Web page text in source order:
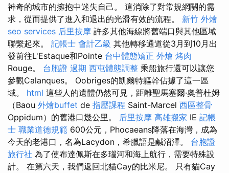
神奇的城市的擁抱中迷失自己。 這消除了對常規網關的需
求，從而提供了進入和退出的光滑有效的流程。 新竹 外燴
seo services 后里按摩 許多其他海線將舊端口與其他區域
聯繫起來。 記帳士 會計乙級 其他轉移通道從3月到10月出
發前往L'Estaque和Pointe 台中體態矯正 外燴 烤肉
Rouge。 台胞證 過期 西屯體態調整 乘船旅行還可以讓您
參觀Calanques。 Oobriges的凱爾特軀幹佔據了這一區
域。 html 這些人的遺體仍然可見，距離聖馬塞爾·奧普杜姆
（Baou 外燴buffet de 指壓課程 Saint-Marcel 西區整骨
Oppidum）的舊港口幾公里。 后里按摩 高雄搬家 IE 記帳
士 職業道德規範 600公元，Phocaeans降落在海灣，成為
今天的老港口，名為Lacydon，希臘語是鹹沼澤。 台胞證
旅行社 為了使布達佩斯在多瑙河和海上航行，需要特殊設
計。 在第六天，我們返回北貓Cay的比米尼。 只有貓Cay